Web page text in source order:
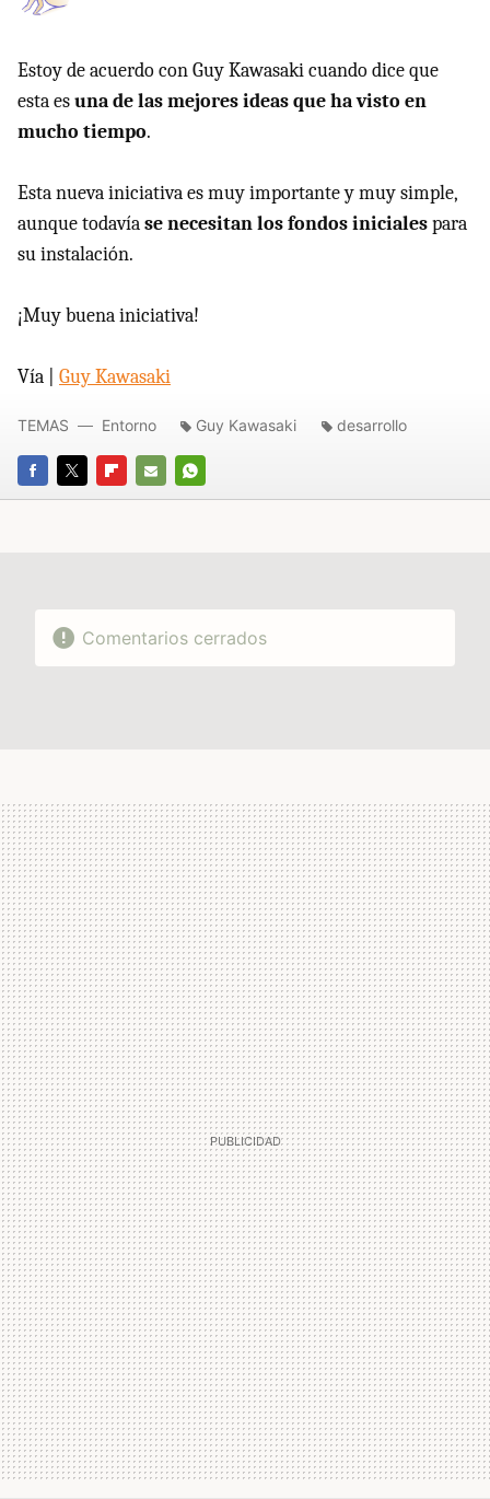
Estoy de acuerdo con Guy Kawasaki cuando dice que
esta esuna de las mejores ideas que ha visto en
mucho tiempo.
Esta nueva iniciativa es muy importante y muy simple,
aunque todavíase necesitan los fondos inicialespara
su instalación.
¡Muy buena iniciativa!
Vía | Guy Kawasaki
FACEBOOK
TWITTERFLIPBOARD
E-
WHATSAPP
TEMAS Entorno Guy Kawasaki desarrollo
Comentarios cerrados